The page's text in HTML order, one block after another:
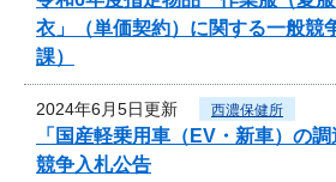
衣」（単価契約）に関する一般競
課）
2024年6月5日更新 西濃保健所
「国産軽乗用車（EV・新車）の
競争入札公告